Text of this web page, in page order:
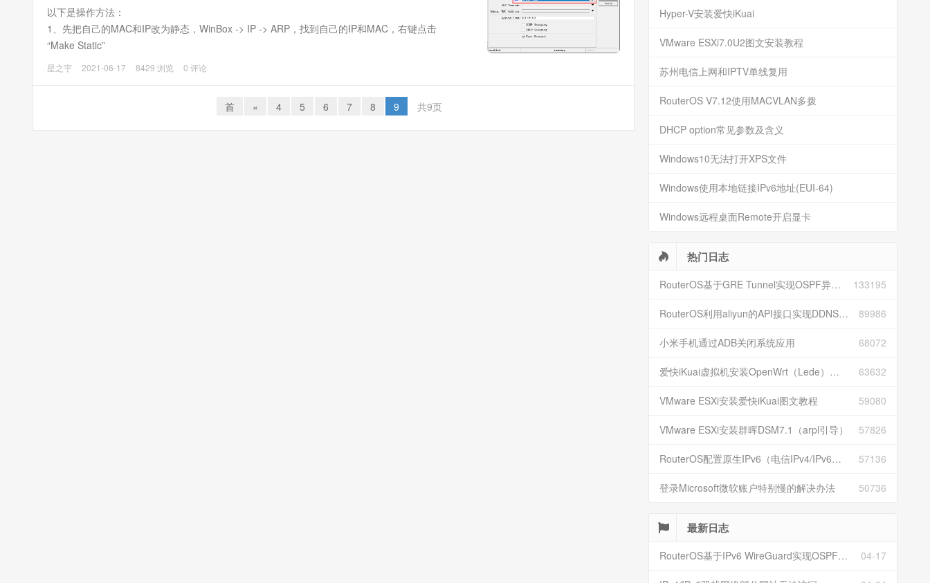
以下是操作方法：
1、先把自己的MAC和IP改为静态，WinBox -> IP -> ARP，找到自己的IP和MAC，右键点击
“Make Static”
星之宇 2021-06-17 8429 浏览 0 评论
首 « 4 5 6 7 8 9 共9页
Hyper-V安装爱快iKuai
VMware ESXi7.0U2图文安装教程
苏州电信上网和IPTV单线复用
RouterOS V7.12使用MACVLAN多拨
DHCP option常见参数及含义
Windows10无法打开XPS文件
Windows使用本地链接IPv6地址(EUI-64)
Windows远程桌面Remote开启显卡
热门日志
133195
RouterOS基于GRE Tunnel实现OSPF异地组网
89986
RouterOS利用aliyun的API接口实现DDNS动态解析
68072
小米手机通过ADB关闭系统应用
63632
爱快iKuai虚拟机安装OpenWrt（Lede）并配置
59080
VMware ESXi安装爱快iKuai图文教程
57826
VMware ESXi安装群晖DSM7.1（arpl引导）
57136
RouterOS配置原生IPv6（电信IPv4/IPv6双栈）
50736
登录Microsoft微软账户特别慢的解决办法
最新日志
04-17
RouterOS基于IPv6 WireGuard实现OSPF异地组网